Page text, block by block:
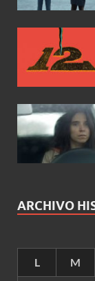
ARCHIVO
L
M